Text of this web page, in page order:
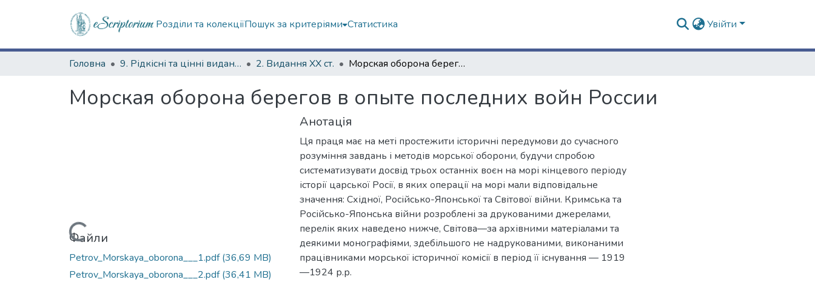
Розділи та колекціїПошук за критеріями Статистика Увійти
Головна 9. Рідкісні та цінні видання 2. Видання ХХ ст. Морская оборона берегов в опыте последних войн России
Морская оборона берегов в опыте последних войн России
Вантажиться...
Файли
Petrov_Morskaya_oborona___1.pdf(36,69 MB)
Petrov_Morskaya_oborona___2.pdf(36,41 MB)
Анотація
Ця праця має на меті простежити історичні передумови до сучасного
розуміння завдань і методів морської оборони, будучи спробою
систематизувати досвід трьох останніх воєн на морі кінцевого періоду
історії царської Росії, в яких операції на морі мали відповідальне
значення: Східної, Російсько-Японської та Світової війни. Кримська та
Російсько-Японська війни розроблені за друкованими джерелами,
перелік яких наведено нижче, Світова—за архівними матеріалами та
деякими монографіями, здебільшого не надрукованими, виконаними
працівниками морської історичної комісії в період її існування — 1919
—1924 р.р.